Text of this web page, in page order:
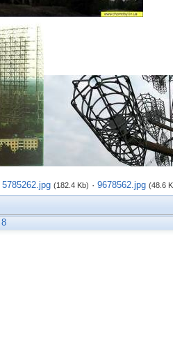
5785262.jpg (182.4 Kb) · 9678562.jpg (48.6
8